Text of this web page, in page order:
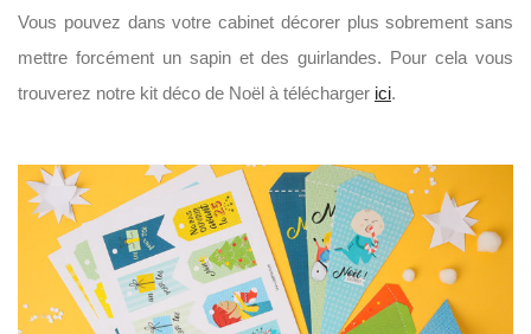
Vous pouvez dans votre cabinet décorer plus sobrement sans
mettre forcément un sapin et des guirlandes. Pour cela vous
trouverez notre kit déco de Noël à télécharger ici.